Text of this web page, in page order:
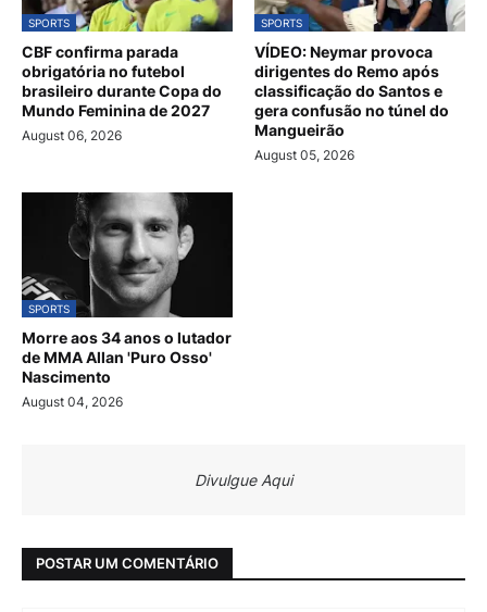
SPORTS
CBF confirma parada
obrigatória no futebol
brasileiro durante Copa do
Mundo Feminina de 2027
August 06, 2026
SPORTS
VÍDEO: Neymar provoca
dirigentes do Remo após
classificação do Santos e
gera confusão no túnel do
Mangueirão
August 05, 2026
SPORTS
Morre aos 34 anos o lutador
de MMA Allan 'Puro Osso'
Nascimento
August 04, 2026
Divulgue Aqui
POSTAR UM COMENTÁRIO